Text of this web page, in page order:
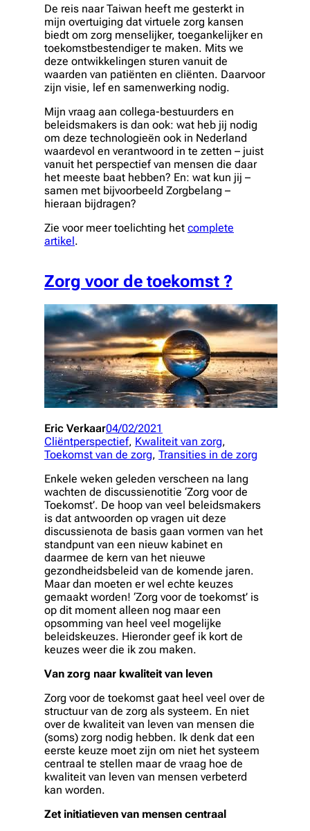
De reis naar Taiwan heeft me gesterkt in
mijn overtuiging dat virtuele zorg kansen
biedt om zorg menselijker, toegankelijker en
toekomstbestendiger te maken. Mits we
deze ontwikkelingen sturen vanuit de
waarden van patiënten en cliënten. Daarvoor
zijn visie, lef en samenwerking nodig.
Mijn vraag aan collega-bestuurders en
beleidsmakers is dan ook: wat heb jij nodig
om deze technologieën ook in Nederland
waardevol en verantwoord in te zetten – juist
vanuit het perspectief van mensen die daar
het meeste baat hebben? En: wat kun jij –
samen met bijvoorbeeld Zorgbelang –
hieraan bijdragen?
Zie voor meer toelichting het complete
artikel .
Zorg voor de toekomst ?
Eric Verkaar04/02/2021
Cliëntperspectief, Kwaliteit van zorg
Toekomst van de zorg, Transities in de zorg
Enkele weken geleden verscheen na lang
wachten de discussienotitie ‘Zorg voor de
Toekomst’. De hoop van veel beleidsmakers
is dat antwoorden op vragen uit deze
discussienota de basis gaan vormen van het
standpunt van een nieuw kabinet en
daarmee de kern van het nieuwe
gezondheidsbeleid van de komende jaren.
Maar dan moeten er wel echte keuzes
gemaakt worden! ‘Zorg voor de toekomst’ is
op dit moment alleen nog maar een
opsomming van heel veel mogelijke
beleidskeuzes. Hieronder geef ik kort de
keuzes weer die ik zou maken.
Van zorg naar kwaliteit van leven
Zorg voor de toekomst gaat heel veel over de
structuur van de zorg als systeem. En niet
over de kwaliteit van leven van mensen die
(soms) zorg nodig hebben. Ik denk dat een
eerste keuze moet zijn om niet het systeem
centraal te stellen maar de vraag hoe de
kwaliteit van leven van mensen verbeterd
kan worden.
Zet initiatieven van mensen centraal